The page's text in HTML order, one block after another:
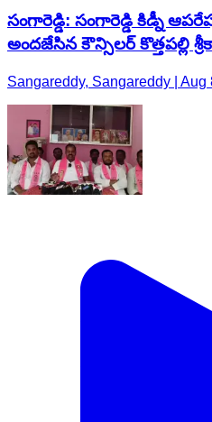
సంగారెడ్డి: సంగారెడ్డి కిడ్నీ
అందజేసిన కౌన్సిలర్ కొత్తపల్లి
Sangareddy, Sangareddy | Aug